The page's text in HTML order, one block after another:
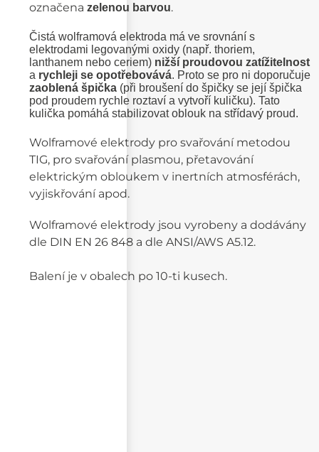
označenazelenou barvou.
Čistá wolframová elektroda má ve srovnání s
elektrodami legovanými oxidy (např. thoriem,
lanthanem nebo ceriem) nižší proudovou zatížitelnost
a rychleji se opotřebovává. Proto se pro ni doporučuje
zaoblená špička (při broušení do špičky se její špička
pod proudem rychle roztaví a vytvoří kuličku). Tato
kulička pomáhá stabilizovat oblouk na střídavý proud.
Wolframové elektrody pro svařování metodou
TIG, pro svařování plasmou, přetavování
elektrickým obloukem v inertních atmosférách,
vyjiskřování apod.
Wolframové elektrody jsou vyrobeny a dodávány
dle DIN EN 26 848 a dle ANSI/AWS A5.12.
Balení je v obalech po 10-ti kusech.